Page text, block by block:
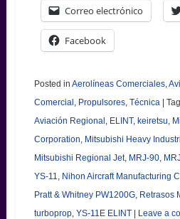
Correo electrónico
Facebook
Posted in Aerolíneas Comerciales,
Comercial Propulsores, Técnica |
Aviación Regional ELINT, keiretsu
Corporation Mitsubishi Heavy
Mitsubishi Regional Jet, MRJ-90,
YS-11
Nihon Aircraft Manufacturing
Pratt & Whitney PW1200G, Retrasos
turboprop, YS-11E ELINT | Leave a